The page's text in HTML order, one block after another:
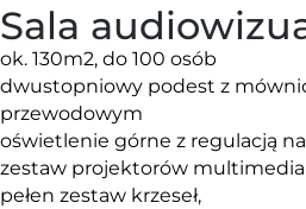
Sala
ok. 130m2, do 100 osób
dwustopniowy podest z
przewodowym
oświetlenie górne z regulacją
zestaw projektorów
pełen zestaw krzeseł,